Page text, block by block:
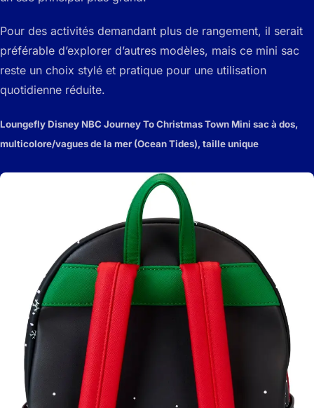
Pour des activités demandant plus de rangement, il serait
préférable d’explorer d’autres modèles, mais ce mini sac
reste un choix stylé et pratique pour une utilisation
quotidienne réduite.
Loungefly Disney NBC Journey To Christmas Town Mini sac à dos,
multicolore/vagues de la mer (Ocean Tides), taille unique